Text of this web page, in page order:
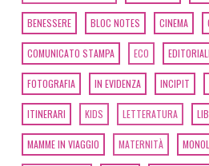
BENESSERE BLOC NOTES CINEMA
COMUNICATO STAMPA ECO
FOTOGRAFIA IN EVIDENZA INCIPIT
ITINERARI KIDS LETTERATURA
MAMME IN VIAGGIO MATERNITÀ